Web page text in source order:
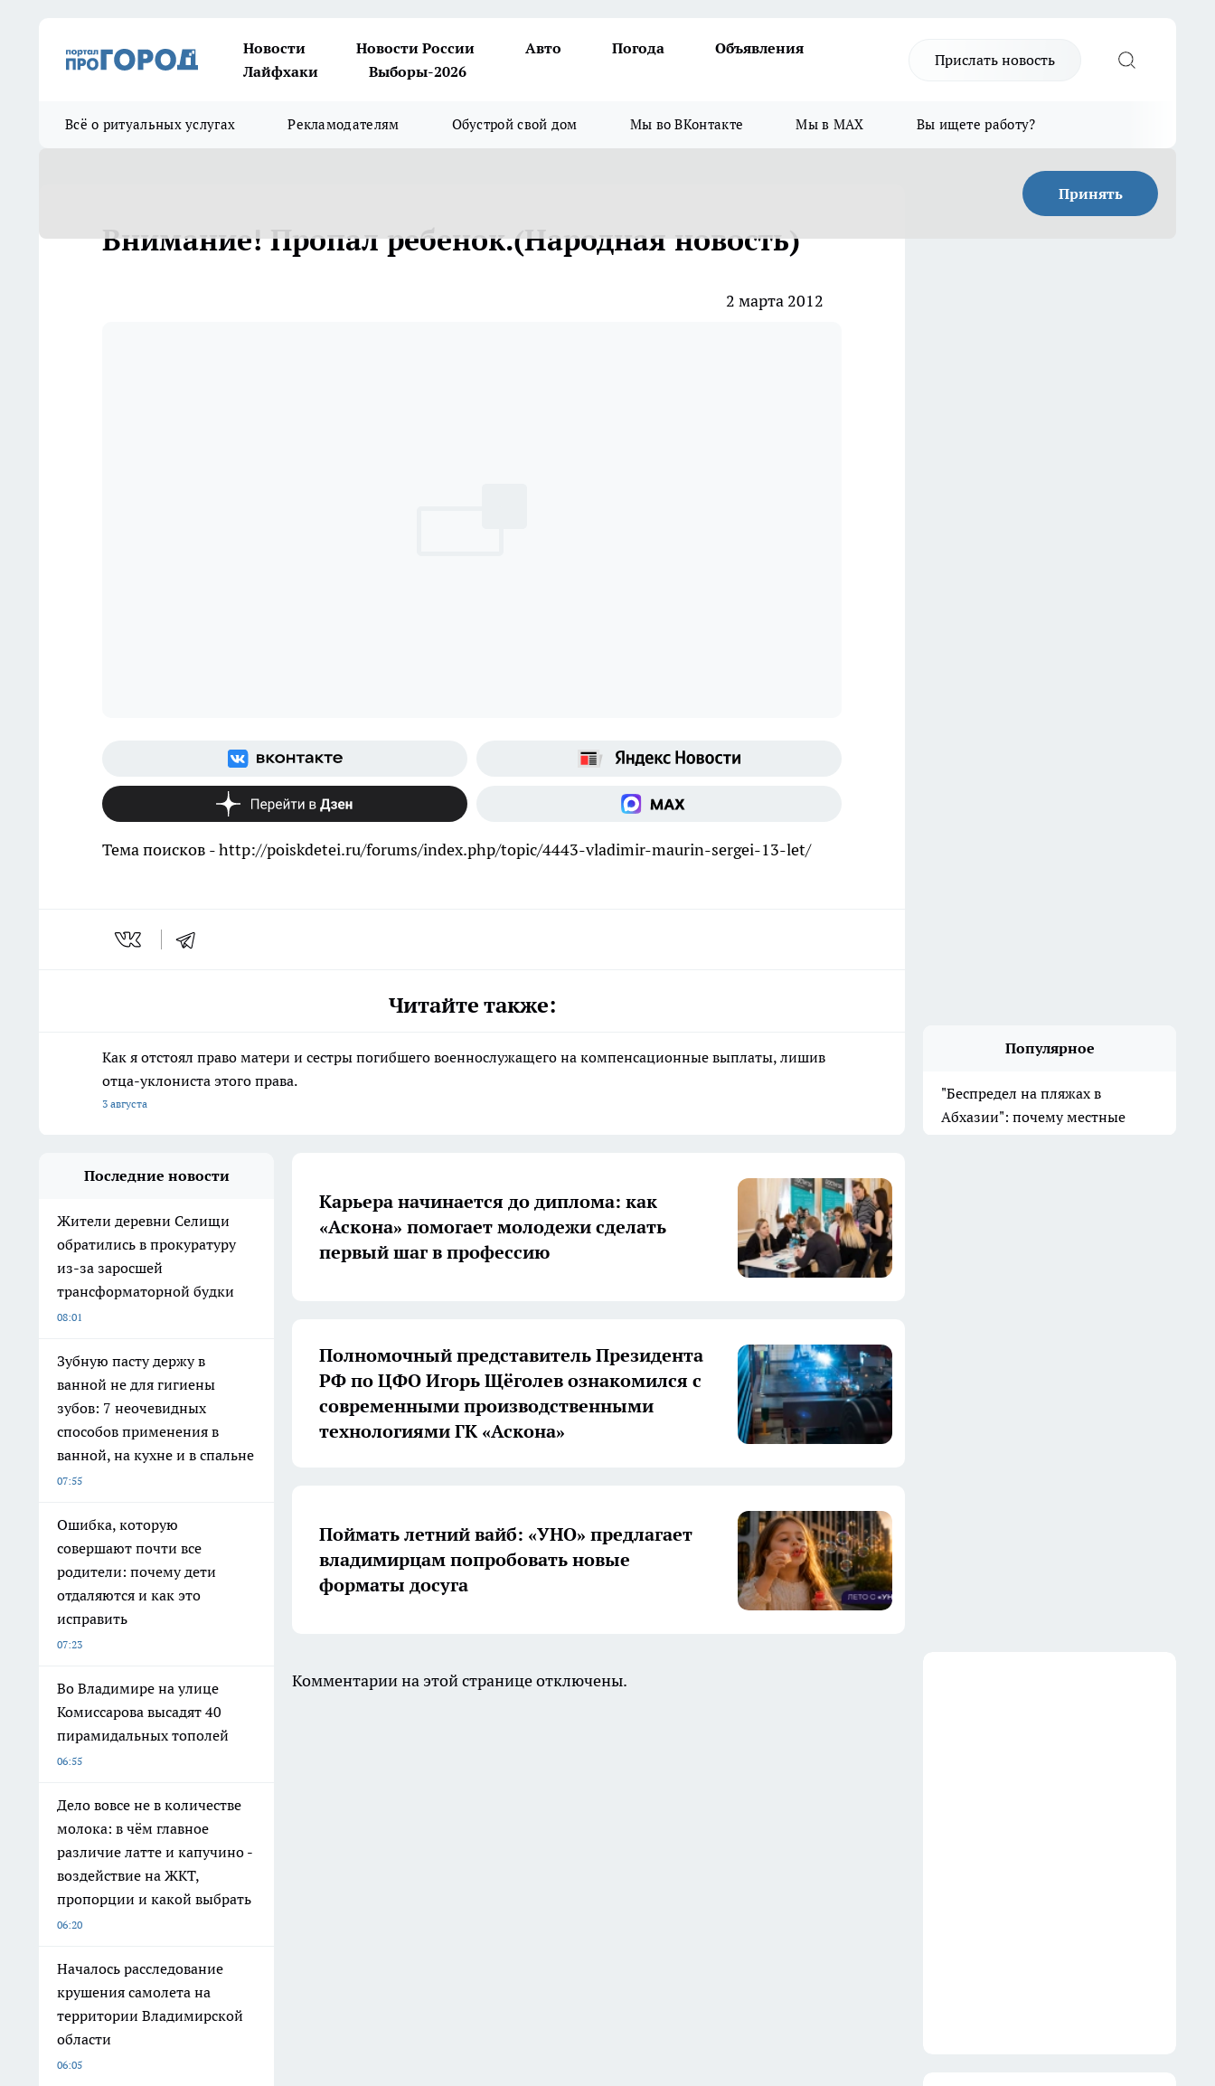
Новости Новости России Авто Погода
Объявления
Лайфхаки
Выборы-2026
Прислать новость
Всё о ритуальных услугах Рекламодателям Обустрой свой дом Мы во ВКонтакте Мы в MAX Вы ищете работу?
Принять
Внимание! Пропал ребенок.(Народная новость)
2 марта 2012
Тема поисков - http://poiskdetei.ru/forums/index.php/topic/4443-vladimir-maurin-sergei-13-let/
Читайте также:
Как я отстоял право матери и сестры погибшего военнослужащего на компенсационные выплаты, лишив
отца-уклониста этого права.
3 августа
Популярное
"Беспредел на пляжах в
Абхазии": почему местные
Последние новости
Жители деревни Селищи
обратились в прокуратуру
из-за заросшей
трансформаторной будки
08:01
Зубную пасту держу в
ванной не для гигиены
зубов: 7 неочевидных
способов применения в
ванной, на кухне и в спальне
07:55
Ошибка, которую
совершают почти все
родители: почему дети
отдаляются и как это
исправить
07:23
Во Владимире на улице
Комиссарова высадят 40
пирамидальных тополей
06:55
Дело вовсе не в количестве
молока: в чём главное
различие латте и капучино -
воздействие на ЖКТ,
пропорции и какой выбрать
06:20
Началось расследование
крушения самолета на
территории Владимирской
области
06:05
Карьера начинается до диплома: как
«Аскона» помогает молодежи сделать
первый шаг в профессию
Полномочный представитель Президента
РФ по ЦФО Игорь Щёголев ознакомился с
современными производственными
технологиями ГК «Аскона»
Поймать летний вайб: «УНО» предлагает
владимирцам попробовать новые
форматы досуга
Комментарии на этой странице отключены.